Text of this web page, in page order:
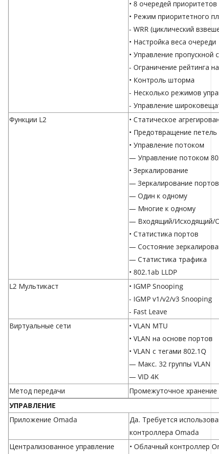
• 8 очередей приоритетов
• Режим приоритетного
- WRR (циклический
• Настройка веса очереди
• Управление пропускной
- Ограничение рейтинга
• Контроль шторма
- Несколько режимов
- Управление
Функции L2
• Статическое
• Предотвращение
• Управление потоком
— Управление потоком
• Зеркалирование
— Зеркалирование портов
— Один к одному
— Многие к одному
— Входящий/Исходящий/
• Статистика портов
— Состояние
— Статистика трафика
• 802.1ab LLDP
L2 Мультикаст
• IGMP Snooping
- IGMP v1/v2/v3 Snooping
- Fast Leave
Виртуальные сети
• VLAN MTU
• VLAN на основе портов
• VLAN с тегами 802.1Q
— Макс. 32 группы VLAN
— VID 4K
Метод передачи
Промежуточное
УПРАВЛЕНИЕ
Приложение Omada
Да. Требуется
контроллера Omada
Централизованное управление
• Облачный контроллер